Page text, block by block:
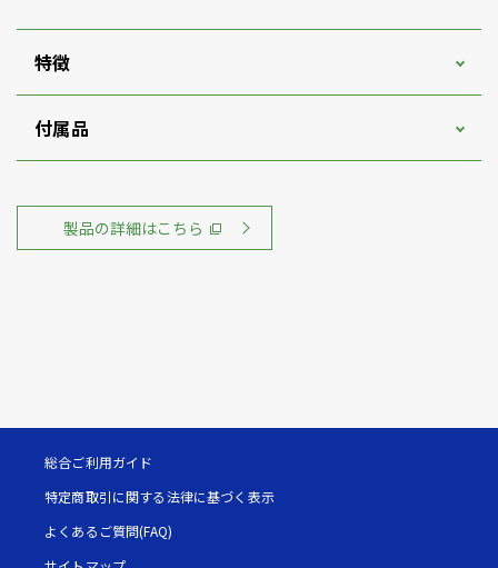
特徴
付属品
製品の詳細はこちら
総合ご利用ガイド
特定商取引に関する法律に基づく表示
よくあるご質問(FAQ)